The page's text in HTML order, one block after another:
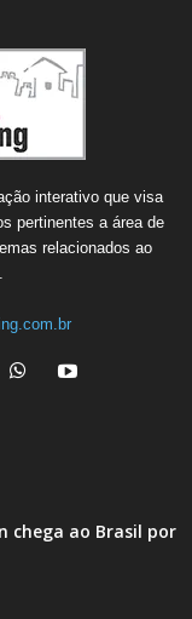
interativo que visa
pertinentes a área de
relacionados ao
chega ao Brasil por